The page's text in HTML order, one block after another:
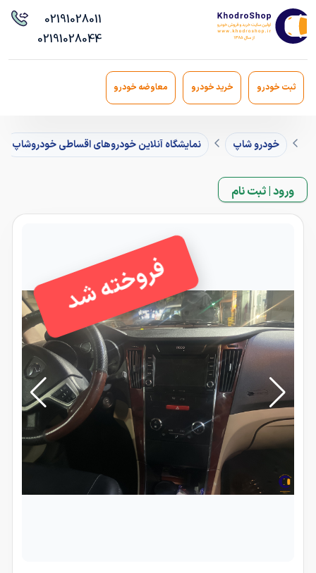
02191028011
02191028044
ثبت خودرو خرید خودرو معاوضه خودرو
خودرو شاپ نمایشگاه آنلاین خودروهای اقساطی خودروشاپ
ورود | ثبت نام
فروخته شد